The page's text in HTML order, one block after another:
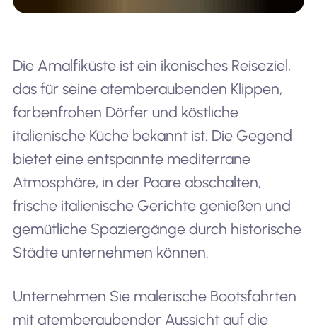
Die Amalfiküste ist ein ikonisches Reiseziel,
das für seine atemberaubenden Klippen,
farbenfrohen Dörfer und köstliche
italienische Küche bekannt ist. Die Gegend
bietet eine entspannte mediterrane
Atmosphäre, in der Paare abschalten,
frische italienische Gerichte genießen und
gemütliche Spaziergänge durch historische
Städte unternehmen können.
Unternehmen Sie malerische Bootsfahrten
mit atemberaubender Aussicht auf die